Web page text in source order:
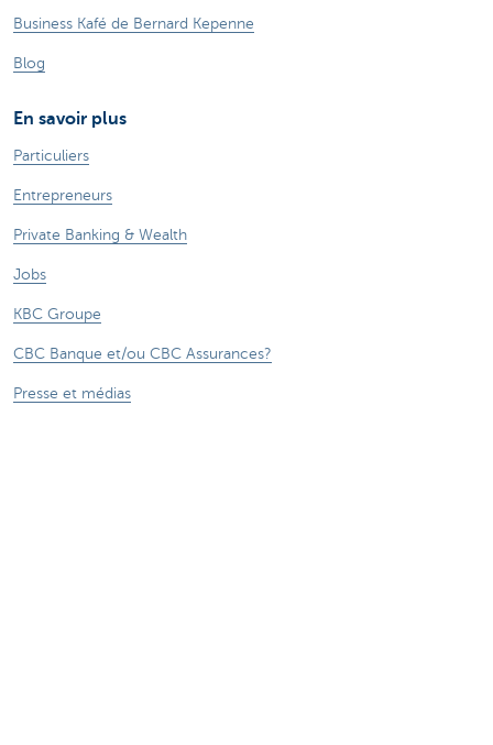
Business Kafé de Bernard Kepenne
Blog
En savoir plus
Particuliers
Entrepreneurs
Private Banking & Wealth
Jobs
KBC Groupe
CBC Banque et/ou CBC Assurances?
Presse et médias